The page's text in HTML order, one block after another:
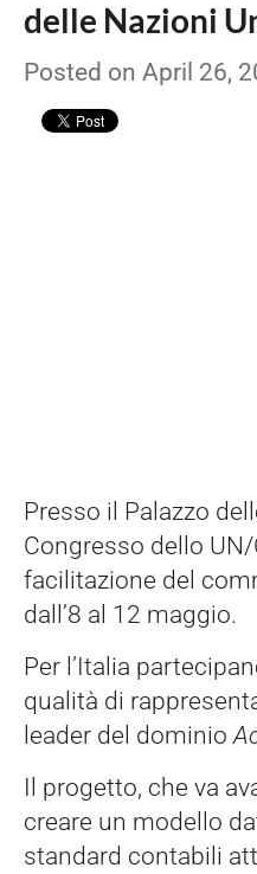
delle Nazioni
Posted on April 26,
Presso il Palazzo
Congresso dello
facilitazione del
dall’8 al 12 maggio.
Per l’Italia
qualità di
leader del dominio
Il progetto, che va
creare un modello
standard contabili